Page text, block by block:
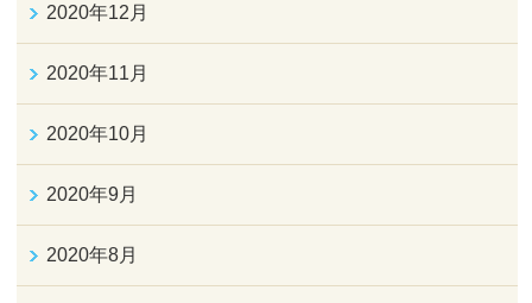
2020年12月
2020年11月
2020年10月
2020年9月
2020年8月